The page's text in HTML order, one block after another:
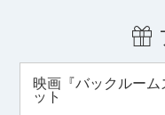
映画『バックルー
ット